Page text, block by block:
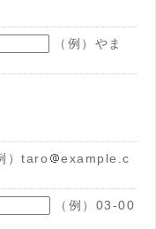
（例）やま
）taro
example.c
（例）03-00